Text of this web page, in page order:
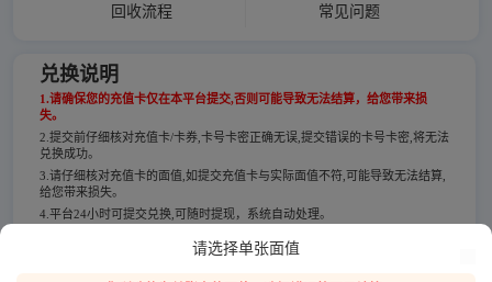
回收流程 常见问题
兑换说明
1.请确保您的充值卡仅在本平台提交,否则可能导致无法结算，给您带来损
失。
2.提交前仔细核对充值卡/卡券,卡号卡密正确无误,提交错误的卡号卡密,将无法
兑换成功。
3.请仔细核对充值卡的面值,如提交充值卡与实际面值不符,可能导致无法结算,
给您带来损失。
4.平台24小时可提交兑换,可随时提现，系统自动处理。
请选择单张面值